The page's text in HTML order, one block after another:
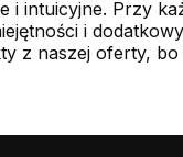
i intuicyjne. Przy
i
z naszej oferty,